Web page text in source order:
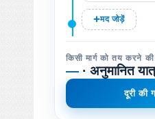
मद जोड़ें
किसी मार्ग को तय करने की
— · अनुमानित
दूरी की